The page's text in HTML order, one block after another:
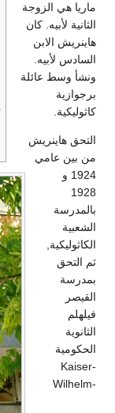
ماريا هي الزوجة
الثانية لأبيه. كان
هاينريش الابن
السادس لأبيه.
ونشأ وسط عائلة
برجوازية
كاثوليكية.
التحق هاينريش
من بين عامي
1924 و
1928
بالمدرسة
الشعبية
الكاثوليكية,
ثم التحق
بمدرسة
القيصر
فيلهلم
الثانوية
الحكومية
Kaiser-
Wilhelm-